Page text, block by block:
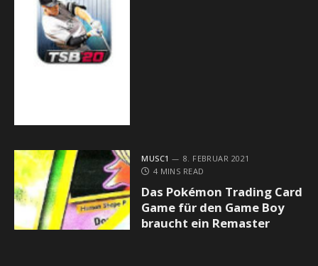
MUSC1
8. FEBRUAR 2021
4 MINS READ
Das Pokémon Trading Card
Game für den Game Boy
braucht ein Remaster